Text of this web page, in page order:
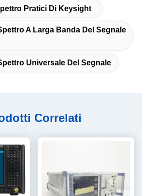
Pratici Di Keysight
A Larga Banda Del Segnale
Universale Del Segnale
Correlati